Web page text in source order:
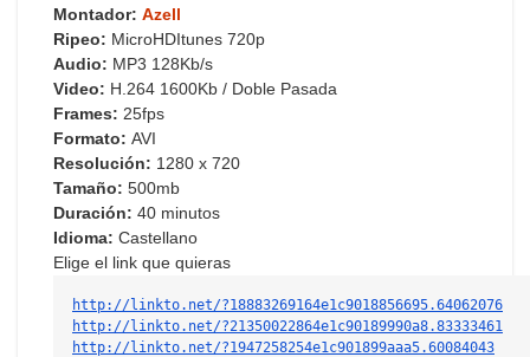
Montador: Azell
Ripeo: MicroHDItunes 720p
Audio: MP3 128Kb/s
Video: H.264 1600Kb / Doble Pasada
Frames: 25fps
Formato: AVI
Resolución: 1280 x 720
Tamaño: 500mb
Duración: 40 minutos
Idioma: Castellano
Elige el link que quieras
http://linkto.net/?18883269164e1c9018856695.64062076
http://linkto.net/?21350022864e1c90189990a8.83333461
http://linkto.net/?1947258254e1c901899aaa5.60084043